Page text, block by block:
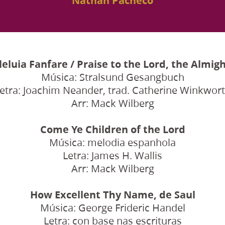
Fanfare / Praise to the Lord, the
Música: Stralsund Gesangbuch
Joachim Neander, trad. Catherine
Arr: Mack Wilberg
Come Ye Children of the Lord
Música: melodia espanhola
Letra: James H. Wallis
Arr: Mack Wilberg
How Excellent Thy Name, de Saul
Música: George Frideric Handel
Letra: con base nas escrituras